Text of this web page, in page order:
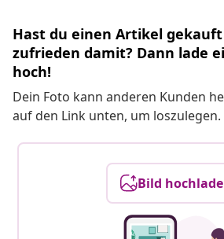
Hast du einen Artikel
zufrieden damit? Dann lade
hoch!
Dein Foto kann anderen Kunden
auf den Link unten, um loszulegen.
Bild